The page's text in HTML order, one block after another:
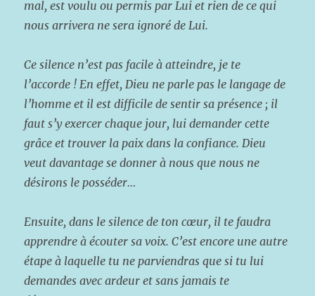
mal, est voulu ou permis par Lui et rien de ce qui
nous arrivera ne sera ignoré de Lui.
Ce silence n’est pas facile à atteindre, je te
l’accorde ! En effet, Dieu ne parle pas le langage de
l’homme et il est difficile de sentir sa présence ; il
faut s’y exercer chaque jour, lui demander cette
grâce et trouver la paix dans la confiance. Dieu
veut davantage se donner à nous que nous ne
désirons le posséder…
Ensuite, dans le silence de ton cœur, il te faudra
apprendre à écouter sa voix. C’est encore une autre
étape à laquelle tu ne parviendras que si tu lui
demandes avec ardeur et sans jamais te